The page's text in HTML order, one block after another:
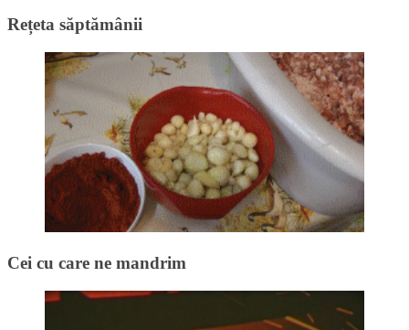
Rețeta săptămânii
Cei cu care ne mandrim